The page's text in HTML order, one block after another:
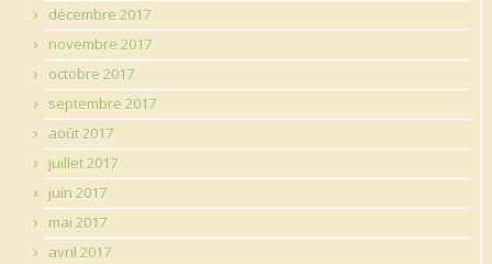
décembre 2017
novembre 2017
octobre 2017
septembre 2017
août 2017
juillet 2017
juin 2017
mai 2017
avril 2017